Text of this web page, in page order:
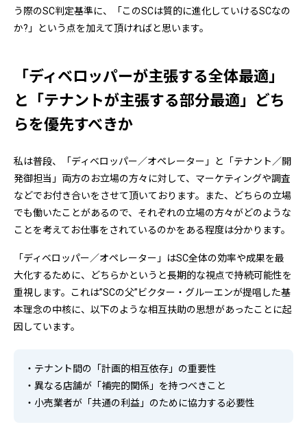
う際のSC判定基準に、「このSCは質的に進化していけるSCなの
か?」という点を加えて頂ければと思います。
「ディベロッパーが主張する全体最適」
と「テナントが主張する部分最適」どち
らを優先すべきか
私は普段、「ディベロッパー／オペレーター」と「テナント／開
発御担当」両方のお立場の方々に対して、マーケティングや調査
などでお付き合いをさせて頂いております。また、どちらの立場
でも働いたことがあるので、それぞれの立場の方々がどのような
ことを考えてお仕事をされているのかをある程度は分かります。
「ディベロッパー／オペレーター」はSC全体の効率や成果を最
大化するために、どちらかというと長期的な視点で持続可能性を
重視します。これは”SCの父”ビクター・グルーエンが提唱した基
本理念の中核に、以下のような相互扶助の思想があったことに起
因しています。
・テナント間の「計画的相互依存」の重要性
・異なる店舗が「補完的関係」を持つべきこと
・小売業者が「共通の利益」のために協力する必要性